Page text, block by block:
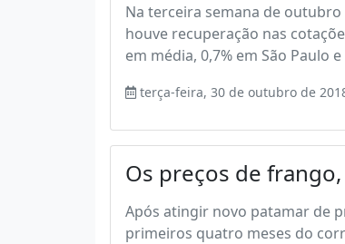
Na terceira semana de
houve recuperação nas
em média, 0,7% em São Paulo
terça-feira, 30 de outubro de
Os preços de
Após atingir novo patamar de
primeiros quatro meses do